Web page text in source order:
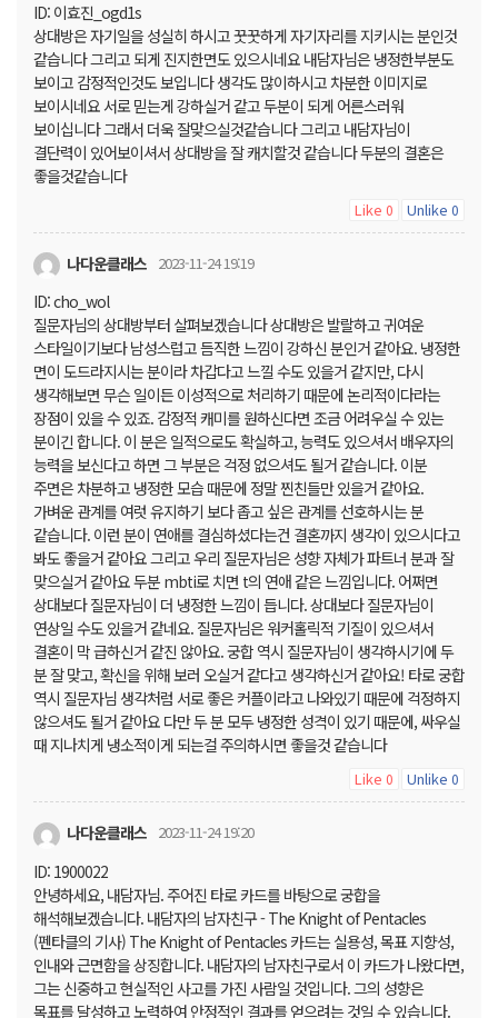
ID: 이효진_ogd1s
상대방은 자기일을 성실히 하시고 꿋꿋하게 자기자리를 지키시는 분인것
같습니다 그리고 되게 진지한면도 있으시네요 내담자님은 냉정한부분도
보이고 감정적인것도 보입니다 생각도 많이하시고 차분한 이미지로
보이시네요 서로 믿는게 강하실거 같고 두분이 되게 어른스러워
보이십니다 그래서 더욱 잘맞으실것같습니다 그리고 내담자님이
결단력이 있어보이셔서 상대방을 잘 캐치할것 같습니다 두분의 결혼은
좋을것같습니다
Like 0 Unlike 0
나다운클래스 2023-11-24 19:19
ID: cho_wol
질문자님의 상대방부터 살펴보겠습니다 상대방은 발랄하고 귀여운
스타일이기보다 남성스럽고 듬직한 느낌이 강하신 분인거 같아요. 냉정한
면이 도드라지시는 분이라 차갑다고 느낄 수도 있을거 같지만, 다시
생각해보면 무슨 일이든 이성적으로 처리하기 때문에 논리적이다라는
장점이 있을 수 있죠. 감정적 캐미를 원하신다면 조금 어려우실 수 있는
분이긴 합니다. 이 분은 일적으로도 확실하고, 능력도 있으셔서 배우자의
능력을 보신다고 하면 그 부분은 걱정 없으셔도 될거 같습니다. 이분
주면은 차분하고 냉정한 모습 때문에 정말 찐친들만 있을거 같아요.
가벼운 관계를 여럿 유지하기 보다 좁고 싶은 관계를 선호하시는 분
같습니다. 이런 분이 연애를 결심하셨다는건 결혼까지 생각이 있으시다고
봐도 좋을거 같아요 그리고 우리 질문자님은 성향 자체가 파트너 분과 잘
맞으실거 같아요 두분 mbti로 치면 t의 연애 같은 느낌입니다. 어쩌면
상대보다 질문자님이 더 냉정한 느낌이 듭니다. 상대보다 질문자님이
연상일 수도 있을거 같네요. 질문자님은 워커홀릭적 기질이 있으셔서
결혼이 막 급하신거 같진 않아요. 궁합 역시 질문자님이 생각하시기에 두
분 잘 맞고, 확신을 위해 보러 오실거 같다고 생각하신거 같아요! 타로 궁합
역시 질문자님 생각처럼 서로 좋은 커플이라고 나와있기 때문에 걱정하지
않으셔도 될거 같아요 다만 두 분 모두 냉정한 성격이 있기 때문에, 싸우실
때 지나치게 냉소적이게 되는걸 주의하시면 좋을것 같습니다
Like 0 Unlike 0
나다운클래스 2023-11-24 19:20
ID: 1900022
안녕하세요, 내담자님. 주어진 타로 카드를 바탕으로 궁합을
해석해보겠습니다. 내담자의 남자친구 - The Knight of Pentacles
(펜타클의 기사) The Knight of Pentacles 카드는 실용성, 목표 지향성,
인내와 근면함을 상징합니다. 내담자의 남자친구로서 이 카드가 나왔다면,
그는 신중하고 현실적인 사고를 가진 사람일 것입니다. 그의 성향은
목표를 달성하고 노력하여 안정적인 결과를 얻으려는 것일 수 있습니다.